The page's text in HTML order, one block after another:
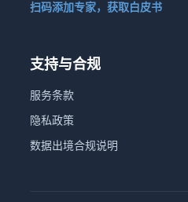
扫码添加专家，获取白皮书
支持与合规
服务条款
隐私政策
数据出境合规说明